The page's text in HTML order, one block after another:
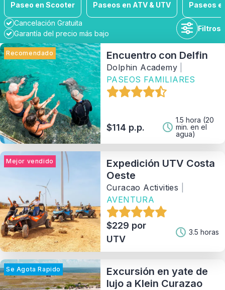
Paseo en Scooter Paseos en ATV & UTV Paseos
Cancelación Gratuita
Garantía del precio más bajo
Filtros
Duración
Disponibilidad
Rango de Precios
Tipo
Provedor
Ordenar Por
Recomendado Encuentro con Delfin
Dolphin Academy
PASEOS FAMILIARES
$114 p.p.
1.5 hora (20
min. en el
agua)
Mejor vendido
Expedición UTV Costa
Oeste
Curacao Activities
AVENTURA
$229 por
UTV
3.5 horas
Se Agota Rapido
Excursión en yate de
lujo a Klein Curazao